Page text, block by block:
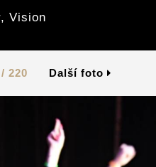
Vision
220 Další foto